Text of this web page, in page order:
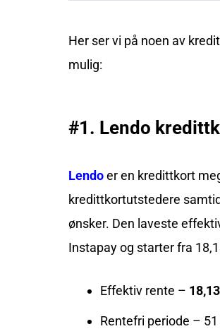
Her ser vi på noen av
mulig:
#1. Lendo
Lendoer en kredittkort
kredittkortutstedere
ønsker. Den laveste
Instapay og starter fra
Effektiv rente –
Rentefri periode –